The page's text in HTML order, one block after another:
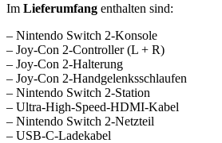
Im Lieferumfang enthalten sind:
– Nintendo Switch 2-Konsole
– Joy-Con 2-Controller (L + R)
– Joy-Con 2-Halterung
– Joy-Con 2-Handgelenksschlaufen
– Nintendo Switch 2-Station
– Ultra-High-Speed-HDMI-Kabel
– Nintendo Switch 2-Netzteil
– USB-C-Ladekabel